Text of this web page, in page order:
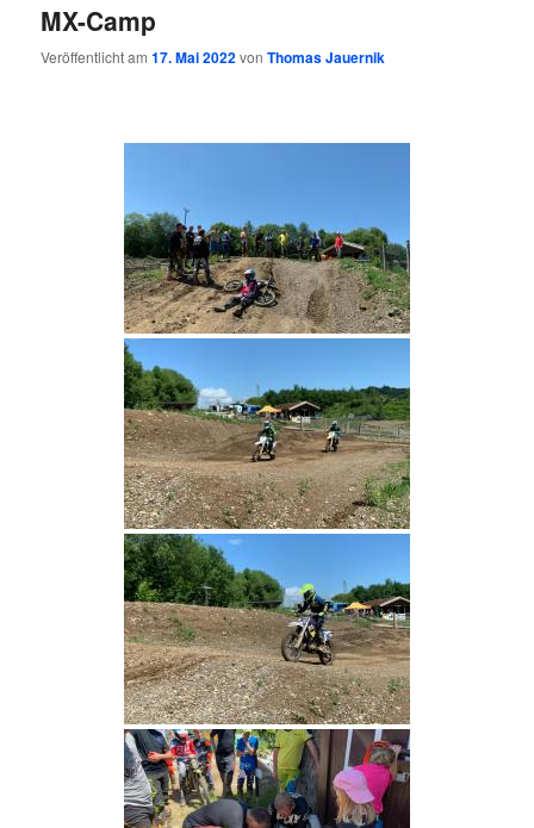
MX-Camp
Veröffentlicht am17. Mai 2022vonThomas Jauernik